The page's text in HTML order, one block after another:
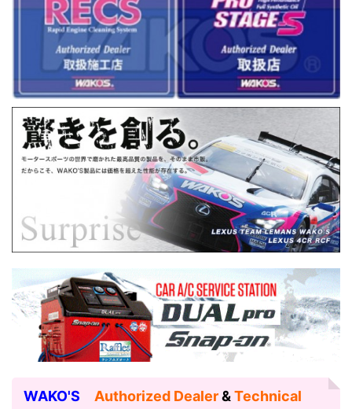
WAKO'S Authorized Dealer&Technical